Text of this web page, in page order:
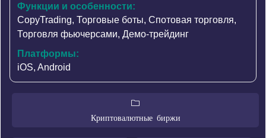
Функции и особенности:
CopyTrading, Торговые боты, Спотовая торговля,
Торговля фьючерсами, Демо-трейдинг
Платформы:
iOS, Android
Криптовалютные биржи